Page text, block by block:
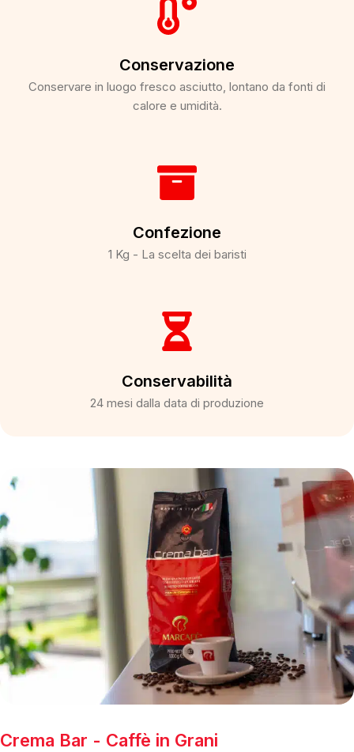
Conservazione
Conservare in luogo fresco asciutto, lontano da fonti di
calore e umidità.​
Confezione
1 Kg - La scelta dei baristi
Conservabilità
24 mesi dalla data di produzione​
Crema Bar - Caffè in Grani